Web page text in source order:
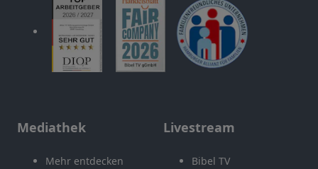
Mediathek
Mehr entdecken
Livestream
Bibel TV